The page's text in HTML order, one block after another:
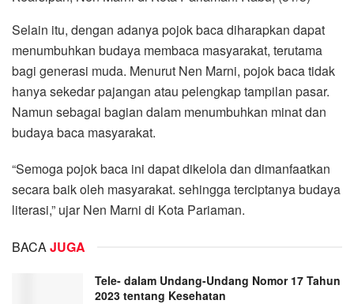
Selain itu, dengan adanya pojok baca diharapkan dapat
menumbuhkan budaya membaca masyarakat, terutama
bagi generasi muda. Menurut Nen Marni, pojok baca tidak
hanya sekedar pajangan atau pelengkap tampilan pasar.
Namun sebagai bagian dalam menumbuhkan minat dan
budaya baca masyarakat.
“Semoga pojok baca ini dapat dikelola dan dimanfaatkan
secara baik oleh masyarakat. sehingga terciptanya budaya
literasi,” ujar Nen Marni di Kota Pariaman.
BACAJUGA
Tele- dalam Undang-Undang Nomor 17 Tahun
2023 tentang Kesehatan